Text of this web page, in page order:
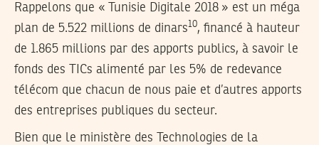
Rappelons que « Tunisie Digitale 2018 » est un méga
plan de 5.522 millions de dinars10, financé à hauteur
de 1.865 millions par des apports publics, à savoir le
fonds des TICs alimenté par les 5% de redevance
télécom que chacun de nous paie et d’autres apports
des entreprises publiques du secteur.
Bien que le ministère des Technologies de la